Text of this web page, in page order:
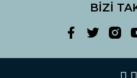
BİZİ